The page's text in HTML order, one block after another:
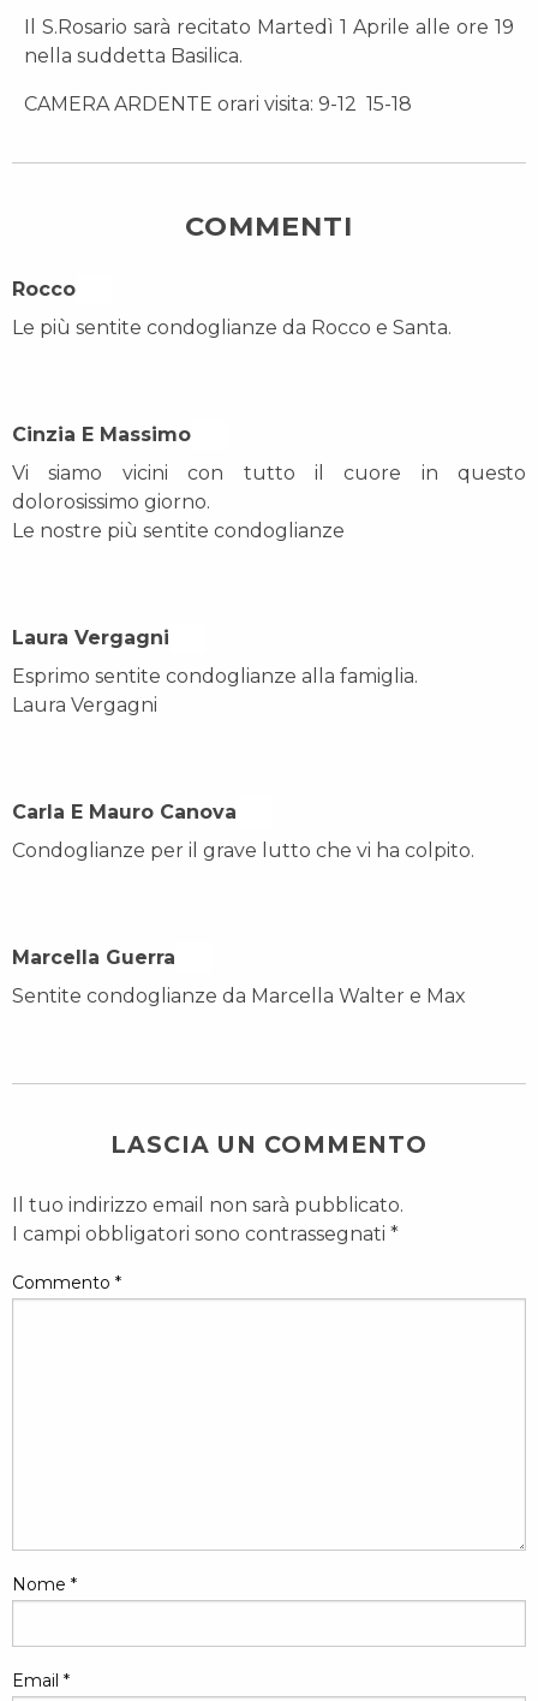
Il S.Rosario sarà recitato Martedì 1 Aprile alle ore 19
nella suddetta Basilica.
CAMERA ARDENTE orari visita: 9-12 15-18
COMMENTI
Rocco On
Le più sentite condoglianze da Rocco e Santa.
Cinzia E Massimo On
Vi siamo vicini con tutto il cuore in questo
dolorosissimo giorno.
Le nostre più sentite condoglianze
Laura Vergagni On
Esprimo sentite condoglianze alla famiglia.
Laura Vergagni
Carla E Mauro Canova On
Condoglianze per il grave lutto che vi ha colpito.
Marcella Guerra On
Sentite condoglianze da Marcella Walter e Max
LASCIA UN COMMENTO
Il tuo indirizzo email non sarà pubblicato.
I campi obbligatori sono contrassegnati *
Commento *
Nome *
Email *